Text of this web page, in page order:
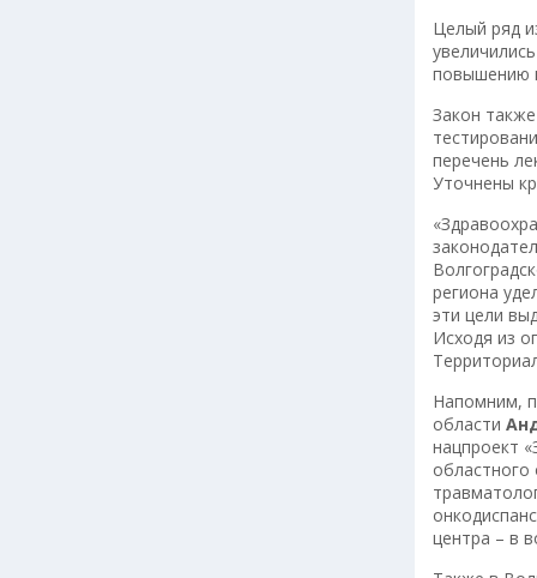
Целый ряд
повышению
Закон
перечень
Уточнены
региона
эти цели
Исходя из
Напомним,
области
нацпроект
центра – в